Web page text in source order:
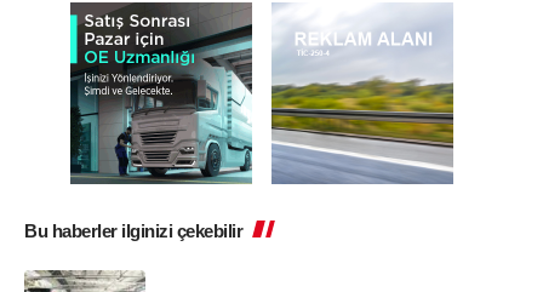
Bu haberler ilginizi çekebilir